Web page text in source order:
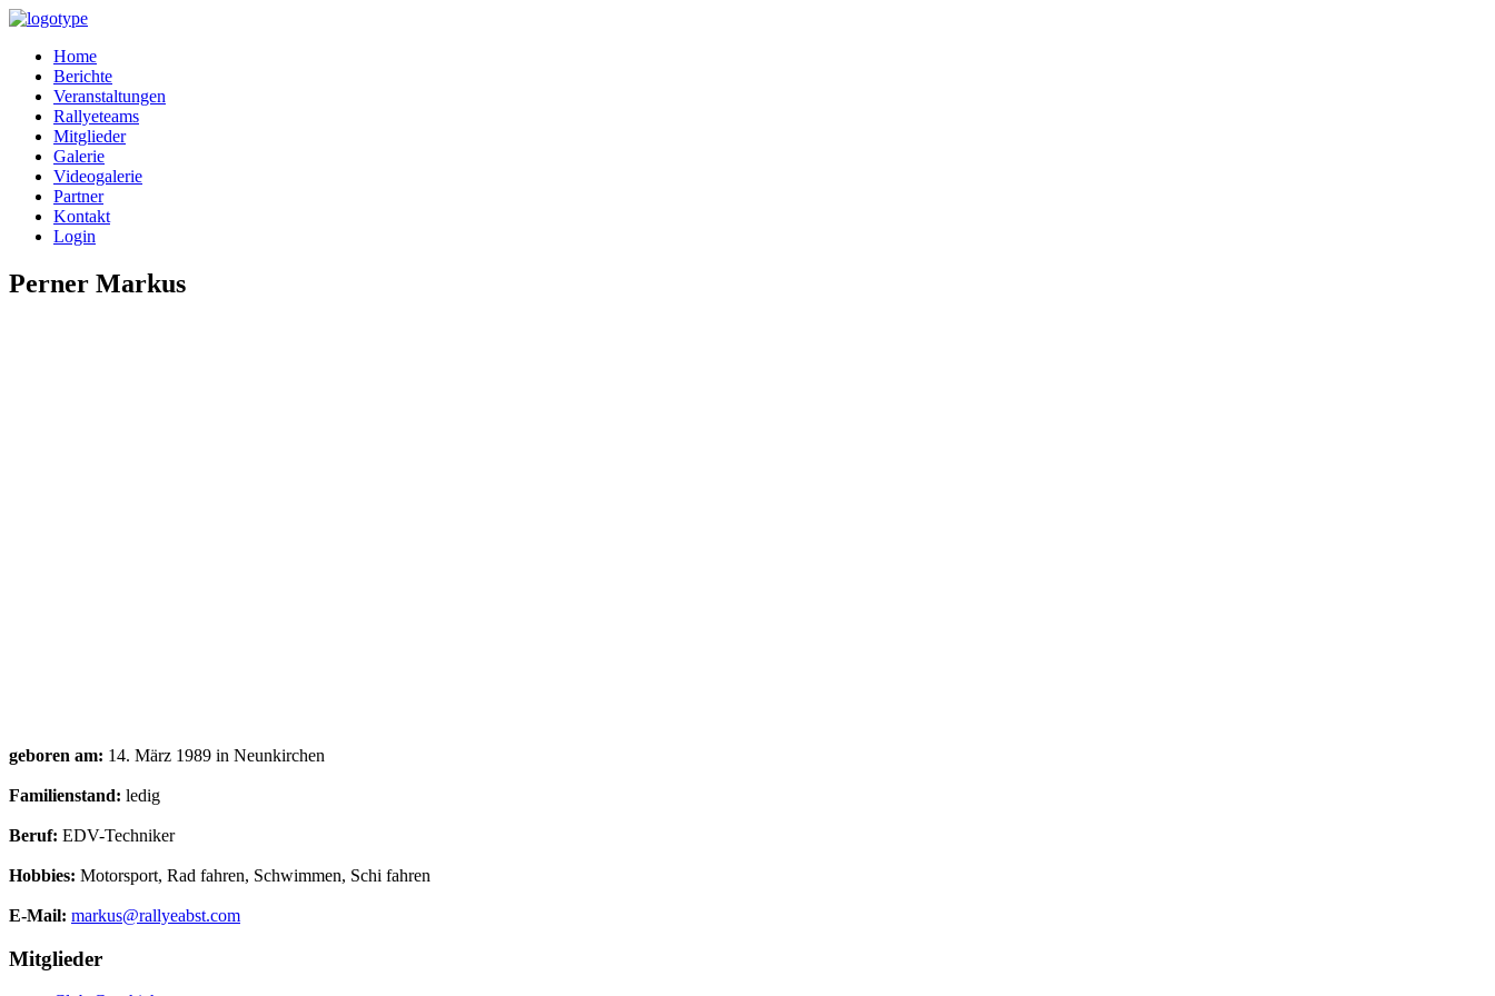
Home
Berichte
Veranstaltungen
Rallyeteams
Mitglieder
Galerie
Videogalerie
Partner
Kontakt
Login
Perner Markus
geboren am: 14. März 1989 in Neunkirchen
Familienstand: ledig
Beruf: EDV-Techniker
Hobbies: Motorsport, Rad fahren, Schwimmen, Schi fahren
E-Mail: markus@rallyeabst.com
Mitglieder